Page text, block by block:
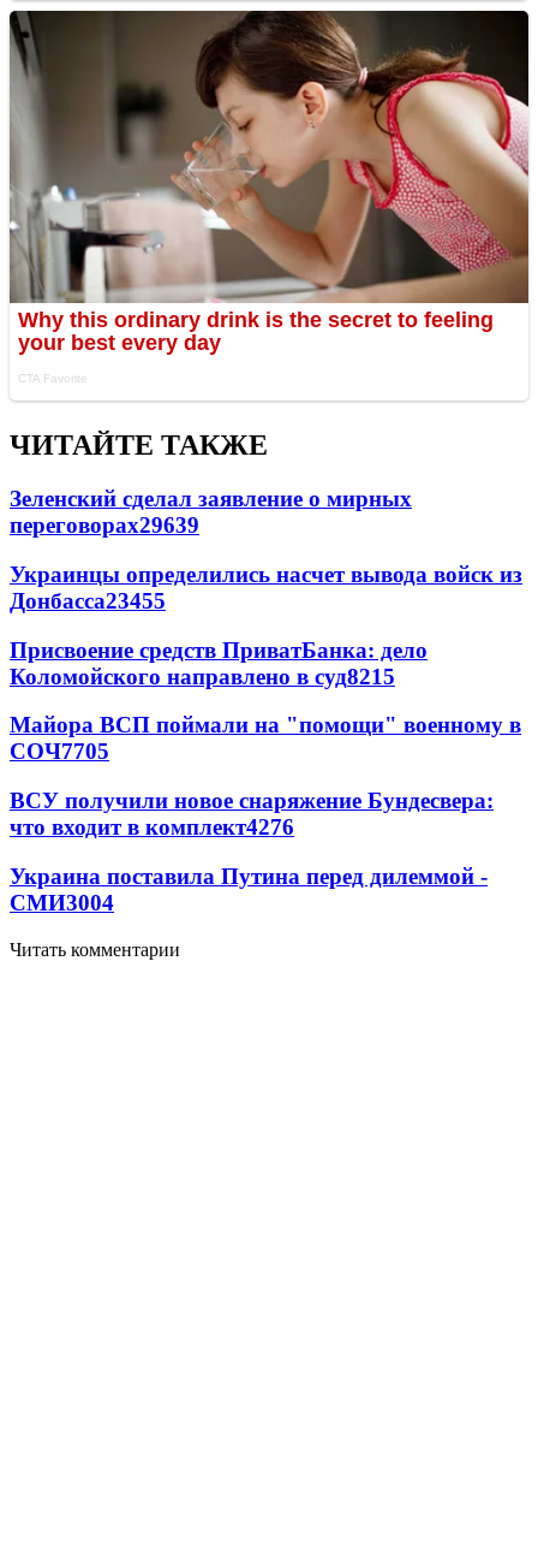
ЧИТАЙТЕ ТАКЖЕ
Зеленский сделал заявление о мирных
переговорах29639
Украинцы определились насчет вывода войск из
Донбасса23455
Присвоение средств ПриватБанка: дело
Коломойского направлено в суд8215
Майора ВСП поймали на "помощи" военному в
СОЧ7705
ВСУ получили новое снаряжение Бундесвера:
что входит в комплект4276
Украина поставила Путина перед дилеммой -
СМИ3004
Читать комментарии